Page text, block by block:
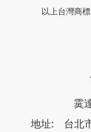
以上台灣商標
霙
地址: 台北